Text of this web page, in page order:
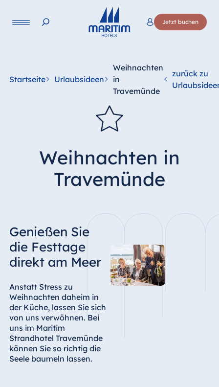
Jetzt buchen
Startseite Urlaubsideen
Weihnachten
in
Travemünde
zurück zu
Weihnachten in
Travemünde
Genießen Sie
die Festtage
direkt am Meer
Anstatt Stress zu
Weihnachten daheim in
der Küche, lassen Sie sich
von uns verwöhnen. Bei
uns im Maritim
Strandhotel Travemünde
können Sie so richtig die
Seele baumeln lassen.